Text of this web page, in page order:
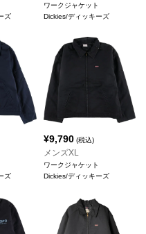
ズ
ワークジャケット
Dickies/ディッキーズ
ズ
¥9,790 (税込)
メンズXL
ワークジャケット
Dickies/ディッキーズ